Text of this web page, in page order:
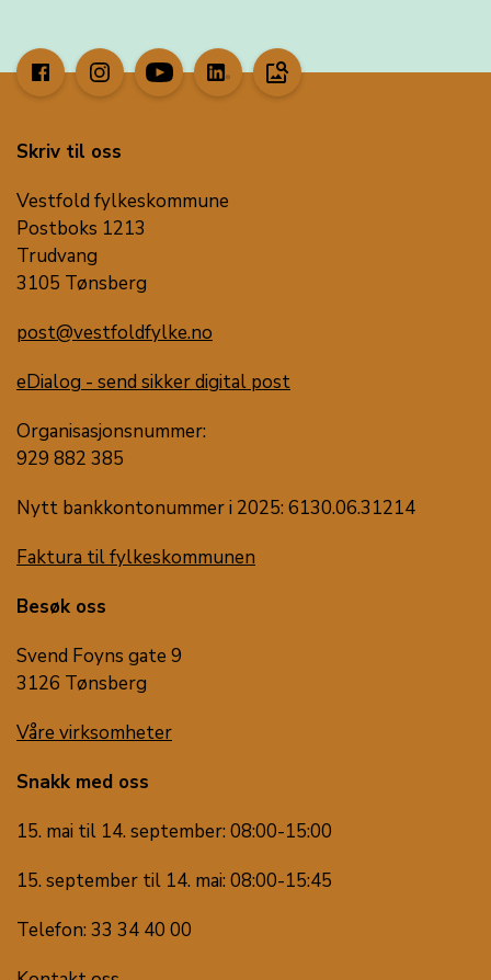
image_search
Skriv til oss
Vestfold fylkeskommune
Postboks 1213
Trudvang
3105 Tønsberg
post@vestfoldfylke.no
eDialog - send sikker digital post
Organisasjonsnummer:
929 882 385
Nytt bankkontonummer i 2025: 6130.06.31214
Faktura til fylkeskommunen
Besøk oss
Svend Foyns gate 9
3126 Tønsberg
Våre virksomheter
Snakk med oss
15. mai til 14. september: 08:00-15:00
15. september til 14. mai: 08:00-15:45
Telefon: 33 34 40 00